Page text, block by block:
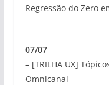
Regressão do Zero
07/07
– [TRILHA UX]
Omnicanal